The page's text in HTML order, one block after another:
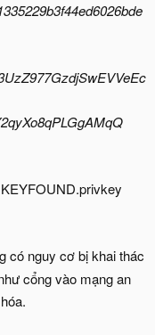
có nguy cơ bị khai thác
cổng vào mạng an